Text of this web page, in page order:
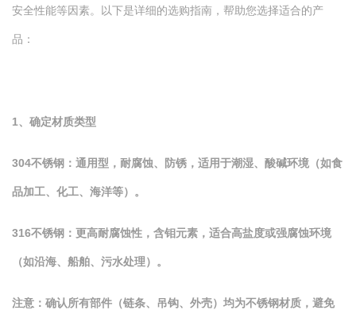
安全性能等因素。以下是详细的选购指南，帮助您选择适合的产
品：
1、确定材质类型
304不锈钢：通用型，耐腐蚀、防锈，适用于潮湿、酸碱环境（如食
品加工、化工、海洋等）。
316不锈钢：更高耐腐蚀性，含钼元素，适合高盐度或强腐蚀环境
（如沿海、船舶、污水处理）。
注意：确认所有部件（链条、吊钩、外壳）均为不锈钢材质，避免